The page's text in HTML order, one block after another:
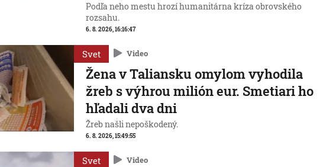
Podľa neho mestu hrozí humanitárna kríza obrovského
rozsahu.
6. 8. 2026, 16:16:47
Svet Video
Žena v Taliansku omylom vyhodila
žreb s výhrou milión eur. Smetiari ho
hľadali dva dni
Žreb našli nepoškodený.
6. 8. 2026, 15:49:55
Svet Video